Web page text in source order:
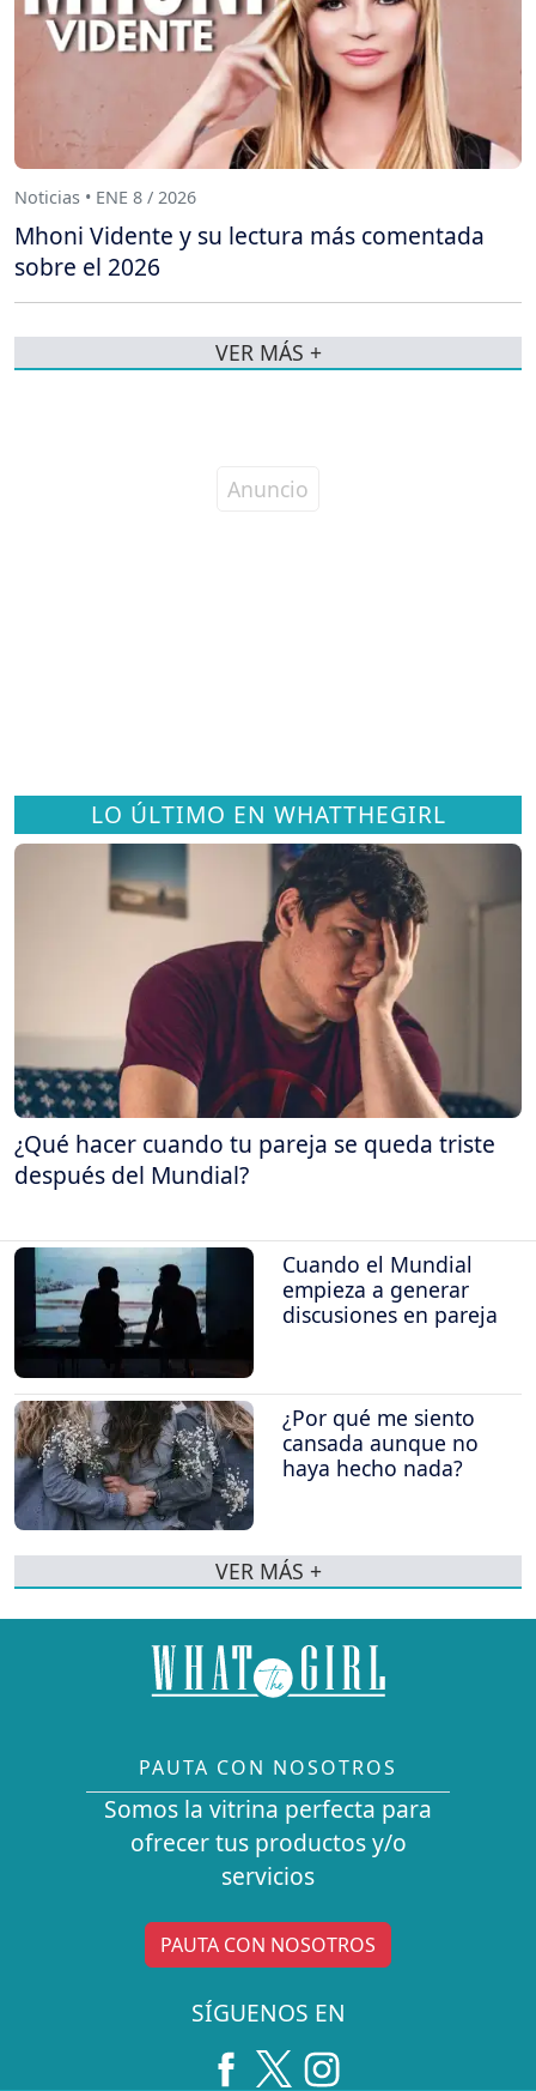
LO ÚLTIMO EN WHATTHEGIRL
¿Qué hacer cuando tu pareja se queda triste
después del Mundial?
Cuando el Mundial
empieza a generar
discusiones en pareja
¿Por qué me siento
cansada aunque no
haya hecho nada?
VER MÁS +
Noticias • ENE 8 / 2026
Mhoni Vidente y su lectura más comentada
sobre el 2026
VER MÁS +
PAUTA CON NOSOTROS
Somos la vitrina perfecta para
ofrecer tus productos y/o
servicios
PAUTA CON NOSOTROS
SÍGUENOS EN